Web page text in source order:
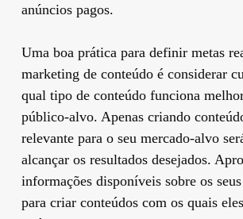
anúncios pagos.
Uma boa prática para definir metas
marketing de conteúdo é considerar
qual tipo de conteúdo funciona
público-alvo. Apenas criando
relevante para o seu mercado-alvo
alcançar os resultados desejados.
informações disponíveis sobre os
para criar conteúdos com os quais